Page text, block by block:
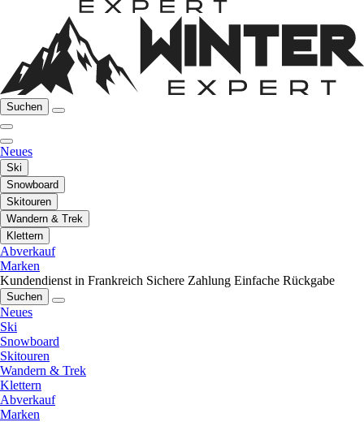
Suchen
Neues
Ski
Snowboard
Skitouren
Wandern & Trek
Klettern
Abverkauf
Marken
Kundendienst in Frankreich Sichere Zahlung Einfache Rückgabe
Suchen
Neues
Ski
Snowboard
Skitouren
Wandern & Trek
Klettern
Abverkauf
Marken